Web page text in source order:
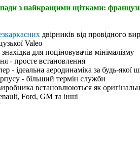
з найкращими щітками:
двірників від провідного
Valeo
для поціновувачів мінімалізму
- просте встановлення
- ідеальна аеродинаміка за будь-якої
- більший термін служби
встановлюються як
Ford, GM та інші